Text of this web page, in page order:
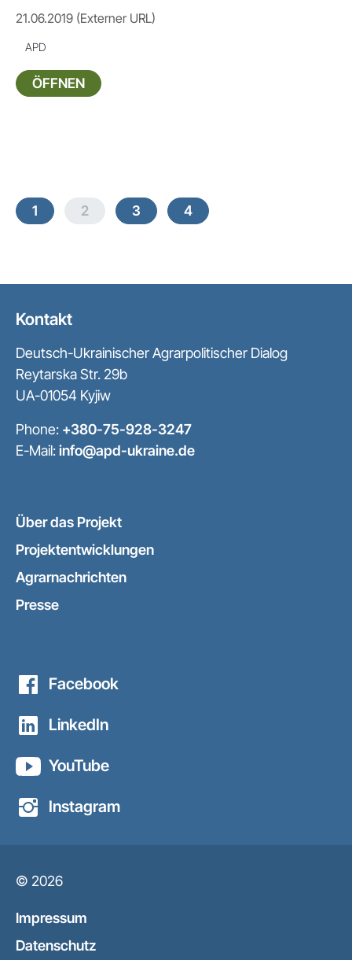
21.06.2019 (Externer URL)
APD
ÖFFNEN
1 2 3 4
Kontakt
Deutsch-Ukrainischer Agrarpolitischer Dialog
Reytarska Str. 29b
UA-01054 Kyjiw
Phone: +380-75-928-3247
E-Mail:info@apd-ukraine.de
Über das Projekt
Projektentwicklungen
Agrarnachrichten
Presse
Facebook
LinkedIn
YouTube
Instagram
© 2026
Impressum
Datenschutz